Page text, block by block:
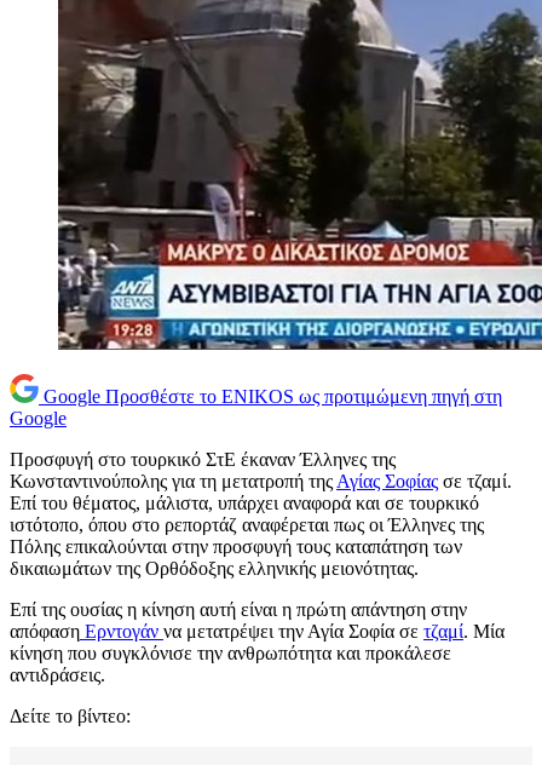
Google Προσθέστε το ENIKOS ως προτιμώμενη πηγή στη
Google
Προσφυγή στο τουρκικό ΣτΕ έκαναν Έλληνες της
Κωνσταντινούπολης για τη μετατροπή της Αγίας Σοφίας σε τζαμί.
Επί του θέματος, μάλιστα, υπάρχει αναφορά και σε τουρκικό
ιστότοπο, όπου στο ρεπορτάζ αναφέρεται πως οι Έλληνες της
Πόλης επικαλούνται στην προσφυγή τους καταπάτηση των
δικαιωμάτων της Ορθόδοξης ελληνικής μειονότητας.
Επί της ουσίας η κίνηση αυτή είναι η πρώτη απάντηση στην
απόφαση Ερντογάν να μετατρέψει την Αγία Σοφία σε τζαμί. Μία
κίνηση που συγκλόνισε την ανθρωπότητα και προκάλεσε
αντιδράσεις.
Δείτε το βίντεο: